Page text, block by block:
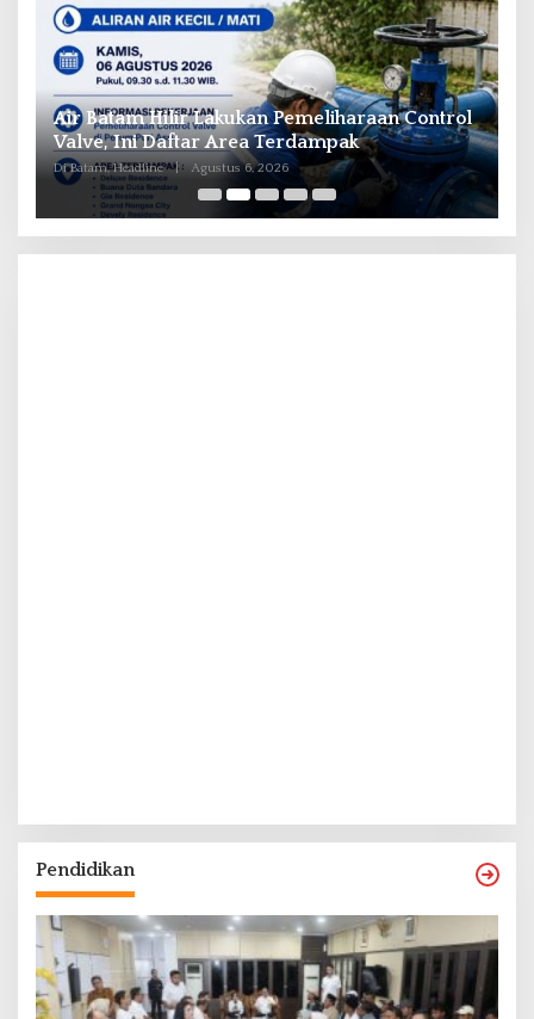
Air Batam Hilir Lakukan Pemeliharaan Control
Valve, Ini Daftar Area Terdampak
Di Batam, Headline | Agustus 6, 2026
Pendidikan